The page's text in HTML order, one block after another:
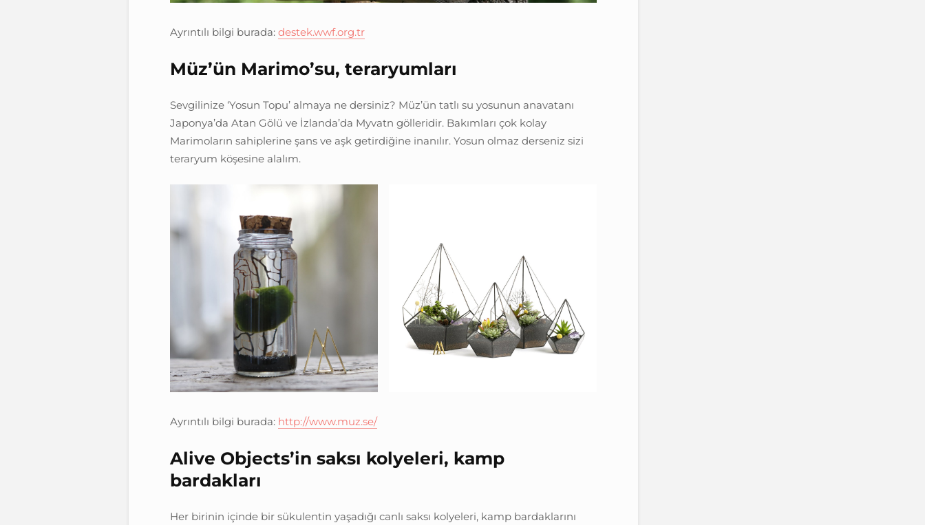
Ayrıntılı bilgi burada: destek.wwf.org.tr
Müz’ün Marimo’su, teraryumları
Sevgilinize ‘Yosun Topu’ almaya ne dersiniz? Müz’ün tatlı su yosunun anavatanı
Japonya’da Atan Gölü ve İzlanda’da Myvatn gölleridir. Bakımları çok kolay
Marimoların sahiplerine şans ve aşk getirdiğine inanılır. Yosun olmaz derseniz sizi
teraryum köşesine alalım.
Ayrıntılı bilgi burada: http://www.muz.se/
Alive Objects’in saksı kolyeleri, kamp
bardakları
Her birinin içinde bir sükulentin yaşadığı canlı saksı kolyeleri, kamp bardaklarını